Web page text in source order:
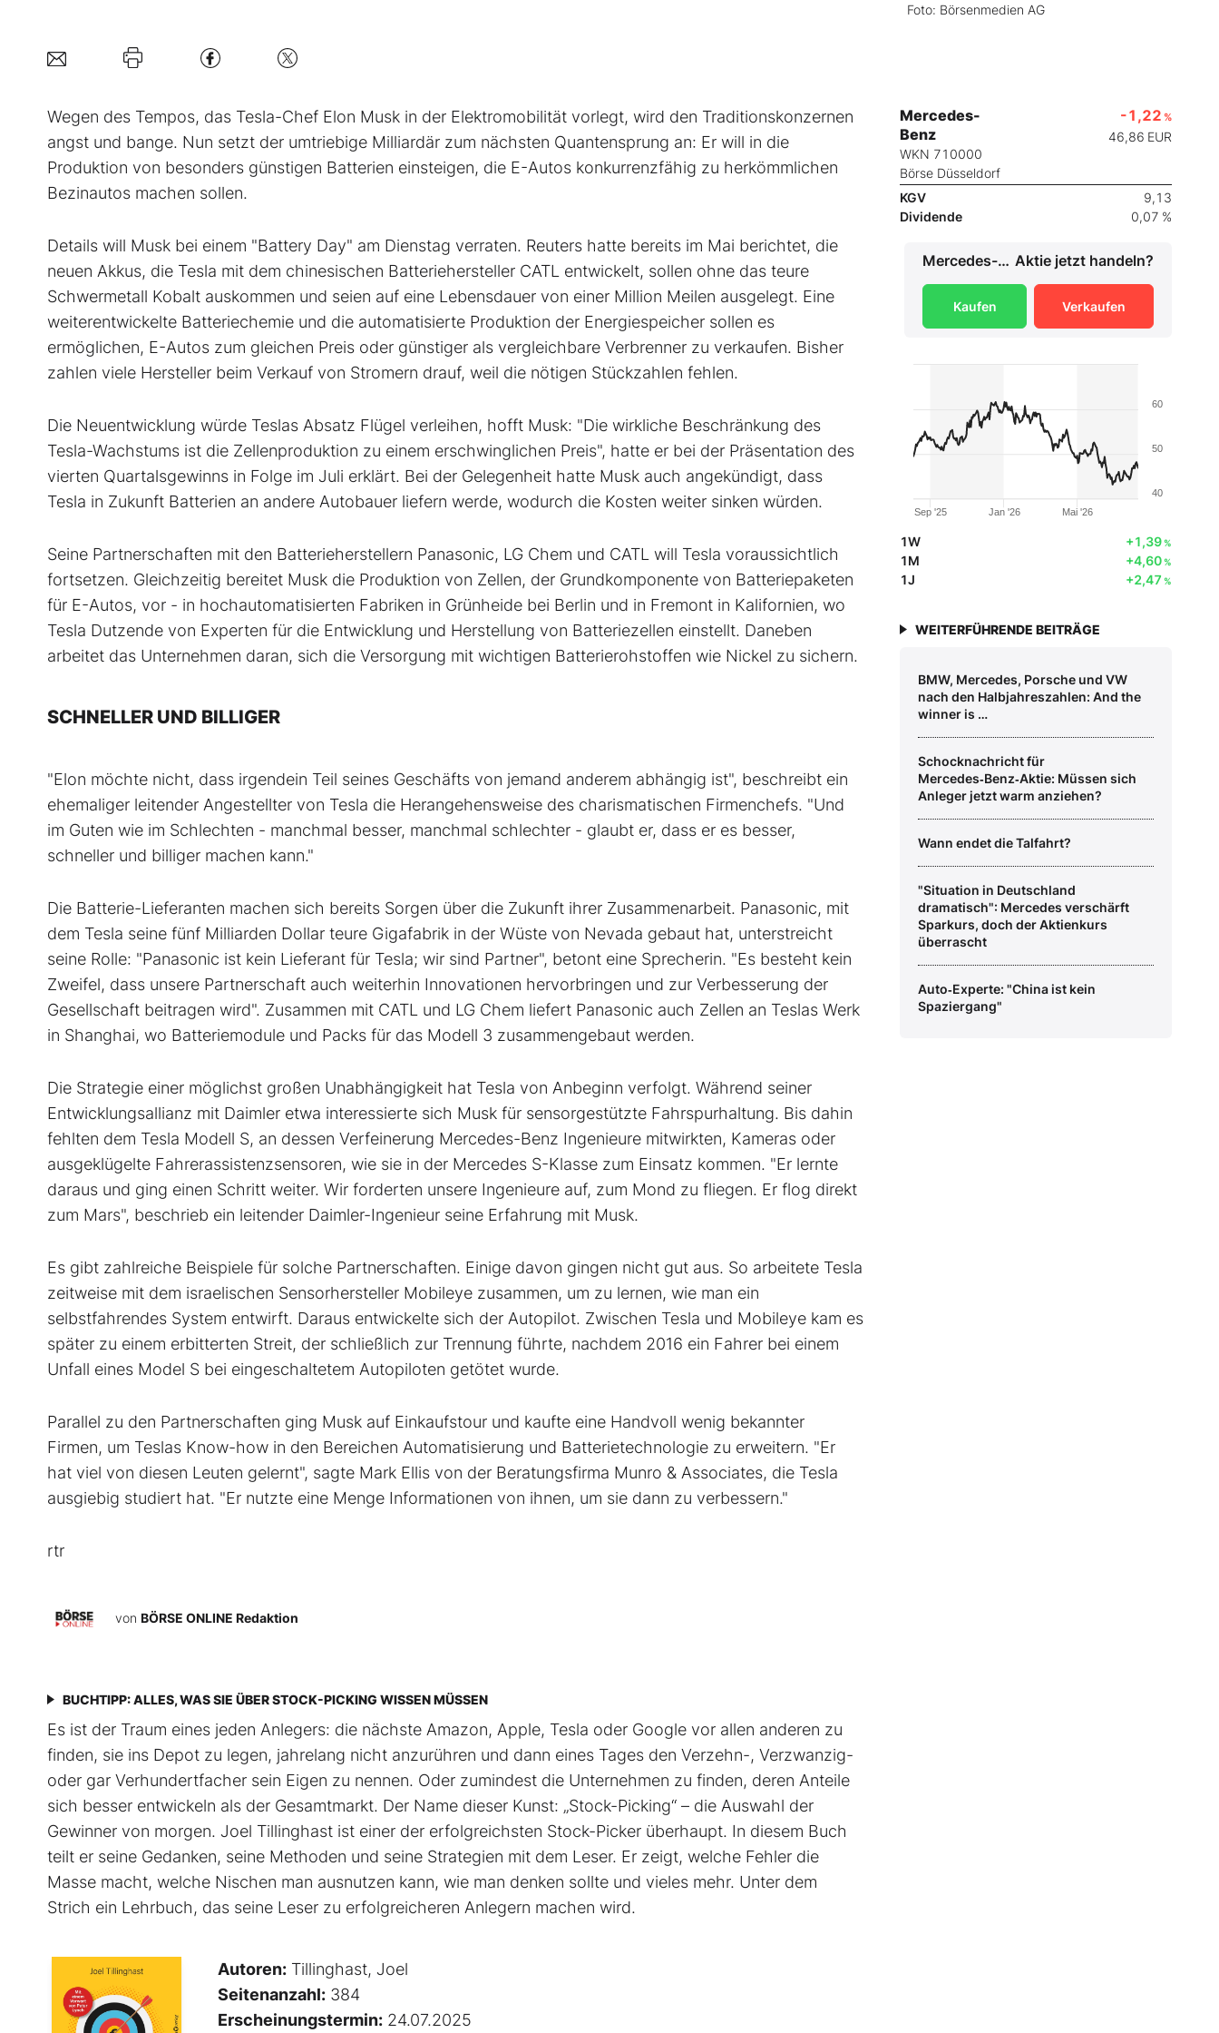
Foto: Börsenmedien AG
Wegen des Tempos, das Tesla-Chef Elon Musk in der Elektromobilität vorlegt, wird den Traditionskonzernen
angst und bange. Nun setzt der umtriebige Milliardär zum nächsten Quantensprung an: Er will in die
Produktion von besonders günstigen Batterien einsteigen, die E-Autos konkurrenzfähig zu herkömmlichen
Bezinautos machen sollen.
Details will Musk bei einem "Battery Day" am Dienstag verraten. Reuters hatte bereits im Mai berichtet, die
neuen Akkus, die Tesla mit dem chinesischen Batteriehersteller CATL entwickelt, sollen ohne das teure
Schwermetall Kobalt auskommen und seien auf eine Lebensdauer von einer Million Meilen ausgelegt. Eine
weiterentwickelte Batteriechemie und die automatisierte Produktion der Energiespeicher sollen es
ermöglichen, E-Autos zum gleichen Preis oder günstiger als vergleichbare Verbrenner zu verkaufen. Bisher
zahlen viele Hersteller beim Verkauf von Stromern drauf, weil die nötigen Stückzahlen fehlen.
Die Neuentwicklung würde Teslas Absatz Flügel verleihen, hofft Musk: "Die wirkliche Beschränkung des
Tesla-Wachstums ist die Zellenproduktion zu einem erschwinglichen Preis", hatte er bei der Präsentation des
vierten Quartalsgewinns in Folge im Juli erklärt. Bei der Gelegenheit hatte Musk auch angekündigt, dass
Tesla in Zukunft Batterien an andere Autobauer liefern werde, wodurch die Kosten weiter sinken würden.
Seine Partnerschaften mit den Batterieherstellern Panasonic, LG Chem und CATL will Tesla voraussichtlich
fortsetzen. Gleichzeitig bereitet Musk die Produktion von Zellen, der Grundkomponente von Batteriepaketen
für E-Autos, vor - in hochautomatisierten Fabriken in Grünheide bei Berlin und in Fremont in Kalifornien, wo
Tesla Dutzende von Experten für die Entwicklung und Herstellung von Batteriezellen einstellt. Daneben
arbeitet das Unternehmen daran, sich die Versorgung mit wichtigen Batterierohstoffen wie Nickel zu sichern.
SCHNELLER UND BILLIGER
"Elon möchte nicht, dass irgendein Teil seines Geschäfts von jemand anderem abhängig ist", beschreibt ein
ehemaliger leitender Angestellter von Tesla die Herangehensweise des charismatischen Firmenchefs. "Und
im Guten wie im Schlechten - manchmal besser, manchmal schlechter - glaubt er, dass er es besser,
schneller und billiger machen kann."
Die Batterie-Lieferanten machen sich bereits Sorgen über die Zukunft ihrer Zusammenarbeit. Panasonic, mit
dem Tesla seine fünf Milliarden Dollar teure Gigafabrik in der Wüste von Nevada gebaut hat, unterstreicht
seine Rolle: "Panasonic ist kein Lieferant für Tesla; wir sind Partner", betont eine Sprecherin. "Es besteht kein
Zweifel, dass unsere Partnerschaft auch weiterhin Innovationen hervorbringen und zur Verbesserung der
Gesellschaft beitragen wird". Zusammen mit CATL und LG Chem liefert Panasonic auch Zellen an Teslas Werk
in Shanghai, wo Batteriemodule und Packs für das Modell 3 zusammengebaut werden.
Die Strategie einer möglichst großen Unabhängigkeit hat Tesla von Anbeginn verfolgt. Während seiner
Entwicklungsallianz mit Daimler etwa interessierte sich Musk für sensorgestützte Fahrspurhaltung. Bis dahin
fehlten dem Tesla Modell S, an dessen Verfeinerung Mercedes-Benz Ingenieure mitwirkten, Kameras oder
ausgeklügelte Fahrerassistenzsensoren, wie sie in der Mercedes S-Klasse zum Einsatz kommen. "Er lernte
daraus und ging einen Schritt weiter. Wir forderten unsere Ingenieure auf, zum Mond zu fliegen. Er flog direkt
zum Mars", beschrieb ein leitender Daimler-Ingenieur seine Erfahrung mit Musk.
Es gibt zahlreiche Beispiele für solche Partnerschaften. Einige davon gingen nicht gut aus. So arbeitete Tesla
zeitweise mit dem israelischen Sensorhersteller Mobileye zusammen, um zu lernen, wie man ein
selbstfahrendes System entwirft. Daraus entwickelte sich der Autopilot. Zwischen Tesla und Mobileye kam es
später zu einem erbitterten Streit, der schließlich zur Trennung führte, nachdem 2016 ein Fahrer bei einem
Unfall eines Model S bei eingeschaltetem Autopiloten getötet wurde.
Parallel zu den Partnerschaften ging Musk auf Einkaufstour und kaufte eine Handvoll wenig bekannter
Firmen, um Teslas Know-how in den Bereichen Automatisierung und Batterietechnologie zu erweitern. "Er
hat viel von diesen Leuten gelernt", sagte Mark Ellis von der Beratungsfirma Munro & Associates, die Tesla
ausgiebig studiert hat. "Er nutzte eine Menge Informationen von ihnen, um sie dann zu verbessern."
rtr
von BÖRSE ONLINE Redaktion
BUCHTIPP: ALLES, WAS SIE ÜBER STOCK-PICKING WISSEN MÜSSEN
Es ist der Traum eines jeden Anlegers: die nächste Amazon, Apple, Tesla oder Google vor allen anderen zu
finden, sie ins Depot zu legen, jahrelang nicht anzurühren und dann eines Tages den Verzehn-, Verzwanzig-
oder gar Verhundertfacher sein Eigen zu nennen. Oder zumindest die Unternehmen zu finden, deren Anteile
sich besser entwickeln als der Gesamtmarkt. Der Name dieser Kunst: „Stock-Picking“ – die Auswahl der
Gewinner von morgen. Joel Tillinghast ist einer der erfolgreichsten Stock-Picker überhaupt. In diesem Buch
teilt er seine Gedanken, seine Methoden und seine Strategien mit dem Leser. Er zeigt, welche Fehler die
Masse macht, welche Nischen man ausnutzen kann, wie man denken sollte und vieles mehr. Unter dem
Strich ein Lehrbuch, das seine Leser zu erfolgreicheren Anlegern machen wird.
Autoren: Tillinghast, Joel
Seitenanzahl: 384
Erscheinungstermin: 24.07.2025
Mercedes-
Benz
WKN 710000
Börse Düsseldorf
-1,22 %
46,86 EUR
KGV
9,13
Dividende
0,07 %
Mercedes-Benz Aktie jetzt handeln?
Kaufen Verkaufen
Jan '26
Sep '25 Mai '26
40
50
60
1W +1,39%
1M +4,60%
1J +2,47 %
WEITERFÜHRENDE BEITRÄGE
BMW, Mercedes, Porsche und VW
nach den Halbjahreszahlen: And the
winner is …
Schocknachricht für
Mercedes‑Benz‑Aktie: Müssen sich
Anleger jetzt warm anziehen?
Wann endet die Talfahrt?
"Situation in Deutschland
dramatisch": Mercedes verschärft
Sparkurs, doch der Aktienkurs
überrascht
Auto‑Experte: "China ist kein
Spaziergang"